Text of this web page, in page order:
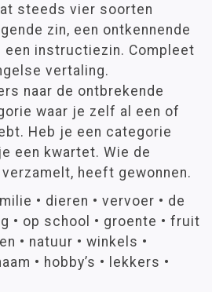
steeds vier soorten
zin, een ontkennende
een instructiezin. Compleet
vertaling.
naar de ontbrekende
waar je zelf al een of
Heb je een categorie
een kwartet. Wie de
heeft gewonnen.
• dieren • vervoer • de
• op school • groente • fruit
• natuur • winkels •
• hobby’s • lekkers •